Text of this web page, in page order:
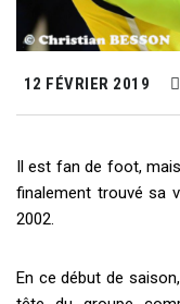
12 FÉVRIER 2019
Il est fan de foot,
finalement trouvé sa
2002.
En ce début de